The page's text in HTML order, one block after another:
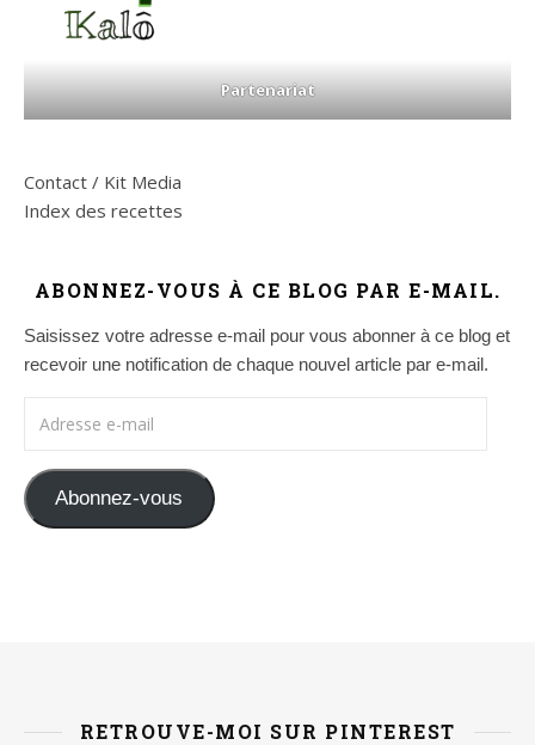
Partenariat
Contact / Kit Media
Index des recettes
ABONNEZ-VOUS À CE BLOG PAR E-MAIL.
Saisissez votre adresse e-mail pour vous abonner à ce blog et
recevoir une notification de chaque nouvel article par e-mail.
Abonnez-vous
RETROUVE-MOI SUR PINTEREST